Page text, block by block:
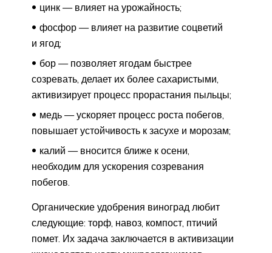
цинк — влияет на урожайность;
фосфор — влияет на развитие соцветий
и ягод;
бор — позволяет ягодам быстрее
созревать, делает их более сахаристыми,
активизирует процесс прорастания пыльцы;
медь — ускоряет процесс роста побегов,
повышает устойчивость к засухе и морозам;
калий — вносится ближе к осени,
необходим для ускорения созревания
побегов.
Органические удобрения виноград любит
следующие: торф, навоз, компост, птичий
помет. Их задача заключается в активизации